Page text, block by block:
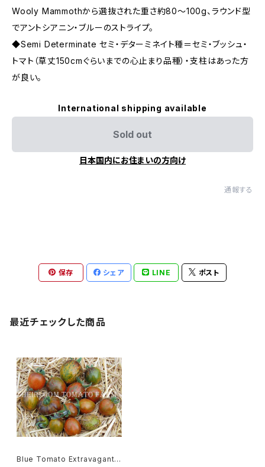
Wooly Mammothから選抜された重さ約80〜100g、ラウンド型
でアントシアニン・ブルーのストライプ。
◆Semi Determinate セミ・デターミネイト種＝セミ・ブッシュ・
トマト（草丈150cmぐらいまでの心止まり品種）・支柱はあった方
が良い。
International shipping available
Sold out
日本国内にお住まいの方向け
通報する
保存 シェア LINE ポスト
最近チェックした商品
Blue Tomato Extravagante